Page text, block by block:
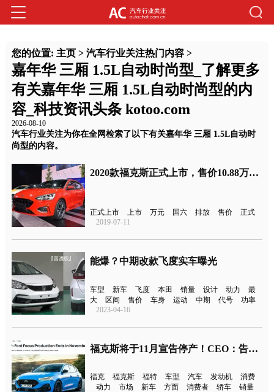
您的位置: 主页> 汽车行业关注热门内容>
嘉年华 三厢 1.5L自动时尚型_了解更多
有关嘉年华 三厢 1.5L自动时尚型的内
容_科技资讯头条 kotoo.com
2026-08-10
汽车行业关注为你在全网检索了以下有关嘉年华 三厢 1.5L自动时
尚型的内容。
2020款福克斯正式上市，售价10.88万元起，满足国六排放
正式上市 上市 万元 国六 排放 售价
正式
2019-07-11
能爆？中期改款飞度实车曝光
车型 新车 飞度 本田 销量 设计 动力
最
大
区间 售价 车身 运动 中期 代号
功率
2023-04-16
福克斯将于11月宣告停产！CEO：告别“无聊”车型
福克 福克斯 福特 车型 汽车 发动机
消费
动力
市场 新车 方面 消费者 轿车
销量